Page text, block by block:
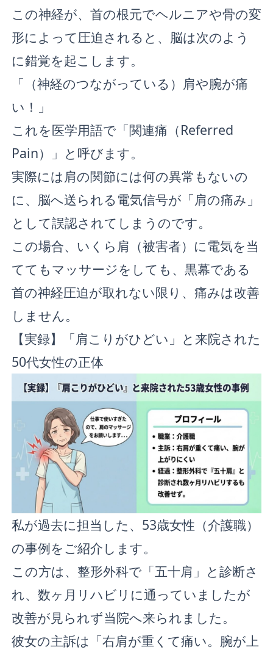
この神経が、首の根元でヘルニアや骨の変
形によって圧迫されると、脳は次のよう
に錯覚を起こします。
「（神経のつながっている）肩や腕が痛
い！」
これを医学用語で「関連痛（Referred
Pain）」と呼びます。
実際には肩の関節には何の異常もないの
に、脳へ送られる電気信号が「肩の痛み」
として誤認されてしまうのです。
この場合、いくら肩（被害者）に電気を当
ててもマッサージをしても、黒幕である
首の神経圧迫が取れない限り、痛みは改善
しません。
【実録】「肩こりがひどい」と来院された
50代女性の正体
私が過去に担当した、53歳女性（介護職）
の事例をご紹介します。
この方は、整形外科で「五十肩」と診断さ
れ、数ヶ月リハビリに通っていましたが
改善が見られず当院へ来られました。
彼女の主訴は「右肩が重くて痛い。腕が上